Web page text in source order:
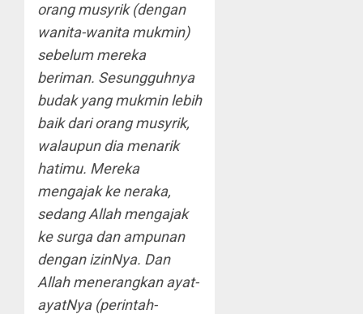
orang musyrik (dengan
wanita-wanita mukmin)
sebelum mereka
beriman. Sesungguhnya
budak yang mukmin lebih
baik dari orang musyrik,
walaupun dia menarik
hatimu. Mereka
mengajak ke neraka,
sedang Allah mengajak
ke surga dan ampunan
dengan izinNya. Dan
Allah menerangkan ayat-
ayatNya (perintah-